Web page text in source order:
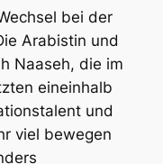
bei der
Arabistin und
Naaseh, die im
eineinhalb
und
viel bewegen